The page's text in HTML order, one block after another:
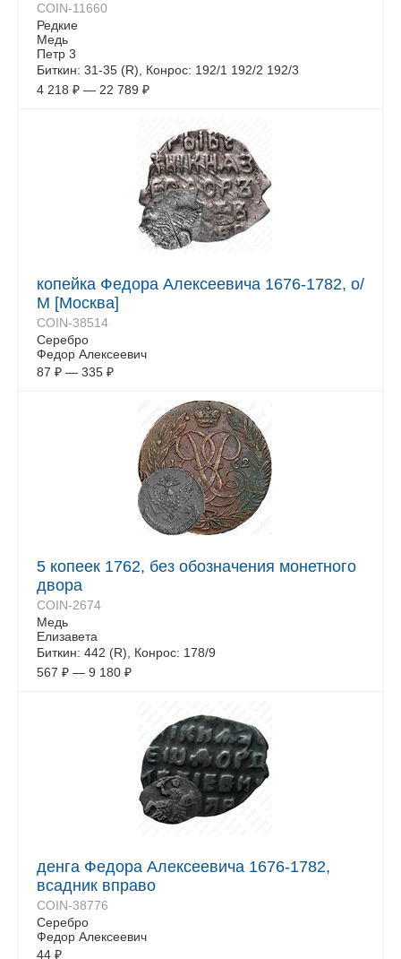
COIN-11660
Редкие
Медь
Петр 3
Биткин: 31-35 (R), Конрос: 192/1 192/2 192/3
4 218 ₽ — 22 789 ₽
копейка Федора Алексеевича 1676-1782, о/
М [Москва]
COIN-38514
Серебро
Федор Алексеевич
87 ₽ — 335 ₽
5 копеек 1762, без обозначения монетного
двора
COIN-2674
Медь
Елизавета
Биткин: 442 (R), Конрос: 178/9
567 ₽ — 9 180 ₽
денга Федора Алексеевича 1676-1782,
всадник вправо
COIN-38776
Серебро
Федор Алексеевич
44 ₽